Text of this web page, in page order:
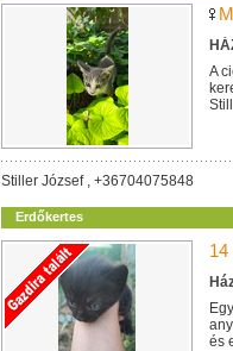
A
Stiller József , +36704075848
Erdőkertes
és